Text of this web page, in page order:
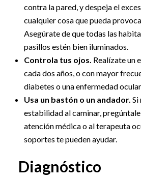
contra la pared, y despeja el
cualquier cosa que pueda
Asegúrate de que todas las
pasillos estén bien iluminados.
Controla tus ojos. Realízate un
cada dos años, o con mayor
diabetes o una enfermedad
Usa un bastón o un andador. Si
estabilidad al caminar,
atención médica o al terapeuta
soportes te pueden ayudar.
Diagnóstico